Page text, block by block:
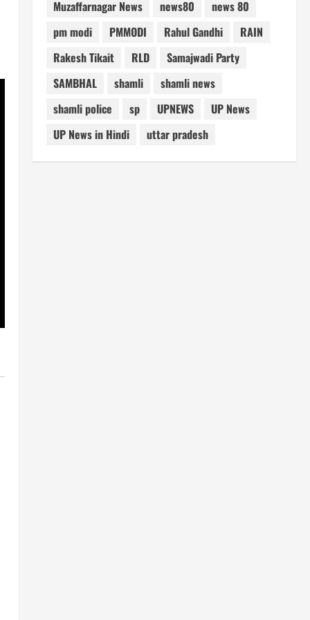
Muzaffarnagar News news80
news 80
pm modi
PMMODI Rahul Gandhi
RAIN
Rakesh Tikait
RLD
Samajwadi Party
SAMBHAL
shamli
shamli news
shamli police
sp UPNEWS
UP News
UP News in Hindi
uttar pradesh